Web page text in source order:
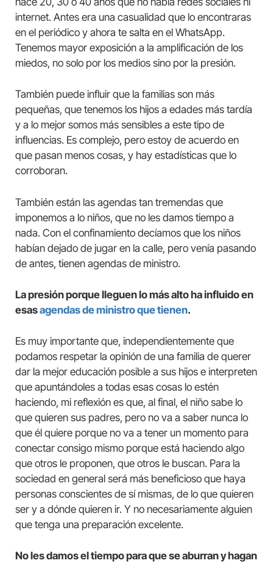
internet. Antes era una casualidad que lo encontraras
en el periódico y ahora te salta en el WhatsApp.
Tenemos mayor exposición a la amplificación de los
miedos, no solo por los medios sino por la presión.
También puede influir que la familias son más
pequeñas, que tenemos los hijos a edades más tardía
y a lo mejor somos más sensibles a este tipo de
influencias. Es complejo, pero estoy de acuerdo en
que pasan menos cosas, y hay estadísticas que lo
corroboran.
También están las agendas tan tremendas que
imponemos a lo niños, que no les damos tiempo a
nada. Con el confinamiento decíamos que los niños
habían dejado de jugar en la calle, pero venía pasando
de antes, tienen agendas de ministro.
La presión porque lleguen lo más alto ha influido en
esasagendas de ministro que tienen.
Es muy importante que, independientemente que
podamos respetar la opinión de una familia de querer
dar la mejor educación posible a sus hijos e interpreten
que apuntándoles a todas esas cosas lo estén
haciendo, mi reflexión es que, al final, el niño sabe lo
que quieren sus padres, pero no va a saber nunca lo
que él quiere porque no va a tener un momento para
conectar consigo mismo porque está haciendo algo
que otros le proponen, que otros le buscan. Para la
sociedad en general será más beneficioso que haya
personas conscientes de sí mismas, de lo que quieren
ser y a dónde quieren ir. Y no necesariamente alguien
que tenga una preparación excelente.
No les damos el tiempo para que se aburran y hagan